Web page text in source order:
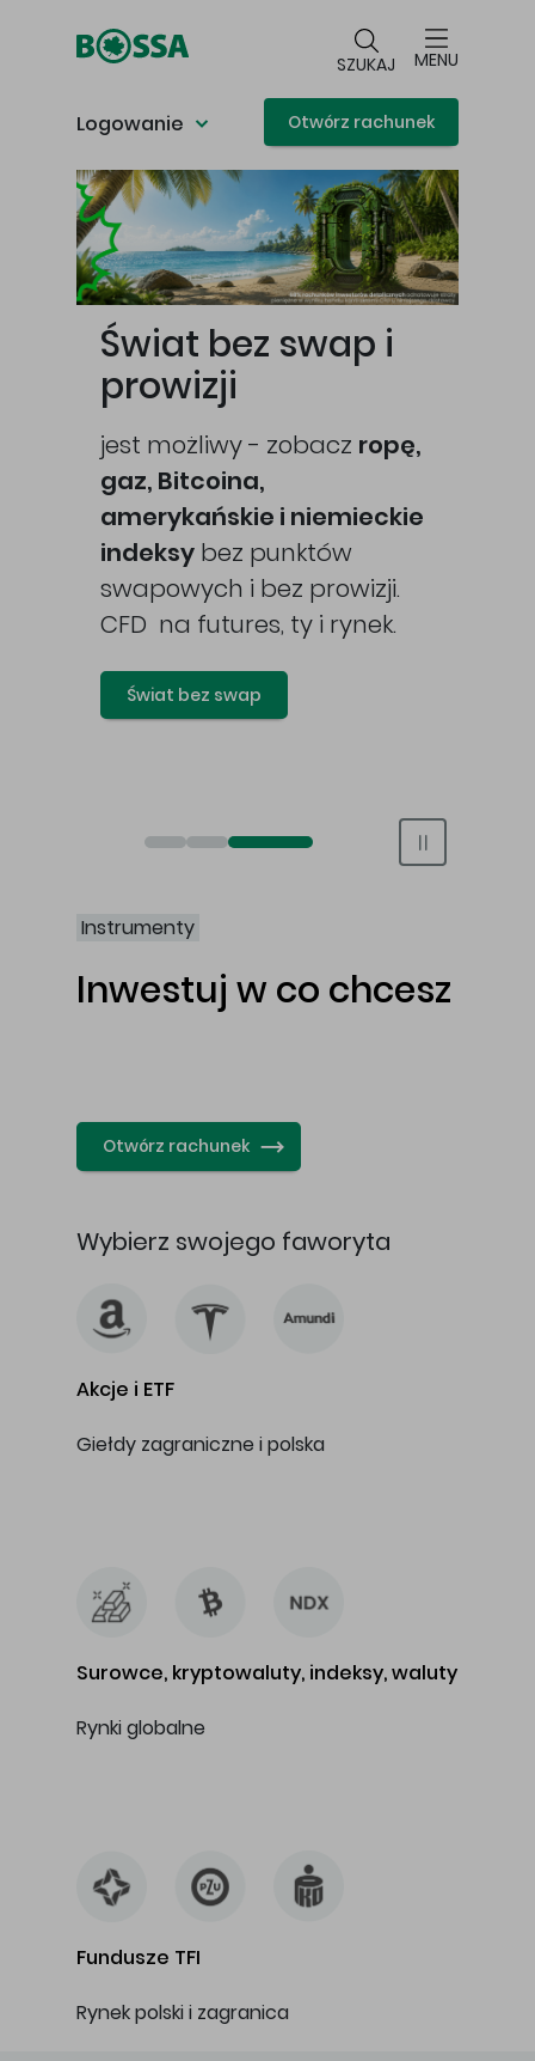
SZUKAJ MENU
Logowanie Otwórz rachunek
Główna treść
Świat bez swap i
prowizji
jest możliwy - zobacz ropę,
gaz, Bitcoina,
amerykańskie i niemieckie
indeksy bez punktów
swapowych i bez prowizji.
CFD na futures, ty i rynek.
Świat bez swap
Otwórz rachunek maklerski online
Otwórz konto IKE/IKZE
Świat bez swap i prowizji
Instrumenty
Inwestuj w co chcesz
Otwórz rachunek
Wybierz swojego faworyta
Akcje i ETF
Giełdy zagraniczne i polska
Surowce, kryptowaluty, indeksy, waluty
Rynki globalne
Fundusze TFI
Rynek polski i zagranica